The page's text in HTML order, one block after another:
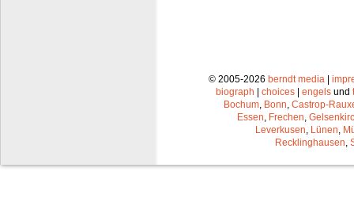
© 2005-2026 berndt media |
biograph | choices | engels und
Bochum Bonn Castrop-
Essen Frechen
Leverkusen Lünen
Recklinghausen